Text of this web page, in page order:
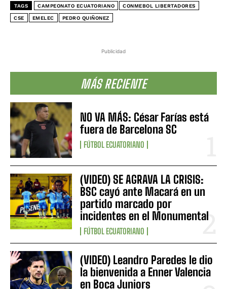
Publicidad
MÁS RECIENTE
NO VA MÁS: César Farías está
fuera de Barcelona SC
FÚTBOL ECUATORIANO
(VIDEO) SE AGRAVA LA CRISIS:
BSC cayó ante Macará en un
partido marcado por
incidentes en el Monumental
FÚTBOL ECUATORIANO
(VIDEO) Leandro Paredes le dio
la bienvenida a Enner Valencia
en Boca Juniors
TAGS CAMPEONATO ECUATORIANO CONMEBOL LIBERTADORES
CSE EMELEC PEDRO QUIÑONEZ